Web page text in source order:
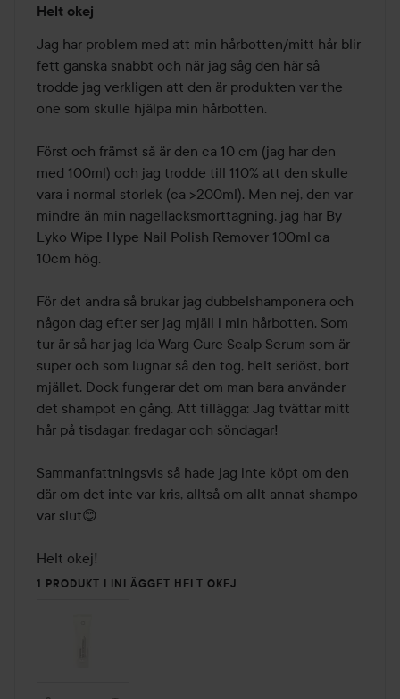
3
av
5
Helt okej
Jag har problem med att min hårbotten/mitt hår blir
fett ganska snabbt och när jag såg den här så
trodde jag verkligen att den är produkten var the
one som skulle hjälpa min hårbotten.
Först och främst så är den ca 10 cm (jag har den
med 100ml) och jag trodde till 110% att den skulle
vara i normal storlek (ca >200ml). Men nej, den var
mindre än min nagellacksmorttagning, jag har By
Lyko Wipe Hype Nail Polish Remover 100ml ca
10cm hög.
För det andra så brukar jag dubbelshamponera och
någon dag efter ser jag mjäll i min hårbotten. Som
tur är så har jag Ida Warg Cure Scalp Serum som är
super och som lugnar så den tog, helt seriöst, bort
mjället. Dock fungerar det om man bara använder
det shampot en gång. Att tillägga: Jag tvättar mitt
hår på tisdagar, fredagar och söndagar!
Sammanfattningsvis så hade jag inte köpt om den
där om det inte var kris, alltså om allt annat shampo
var slut😊
Helt okej!
1 PRODUKT I INLÄGGET HELT OKEJ